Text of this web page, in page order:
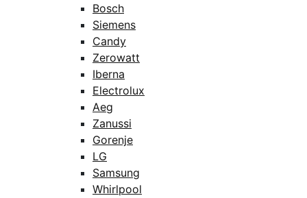
Bosch
Siemens
Candy
Zerowatt
Iberna
Electrolux
Aeg
Zanussi
Gorenje
LG
Samsung
Whirlpool